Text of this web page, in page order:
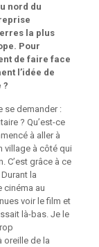
nord du
la plus
Pour
de faire face
l’idée de
?
se demander :
? Qu’est-ce
à aller à
village à côté qui
C’est grâce à ce
la
cinéma au
voir le film et
là-bas. Je le
oreille de la